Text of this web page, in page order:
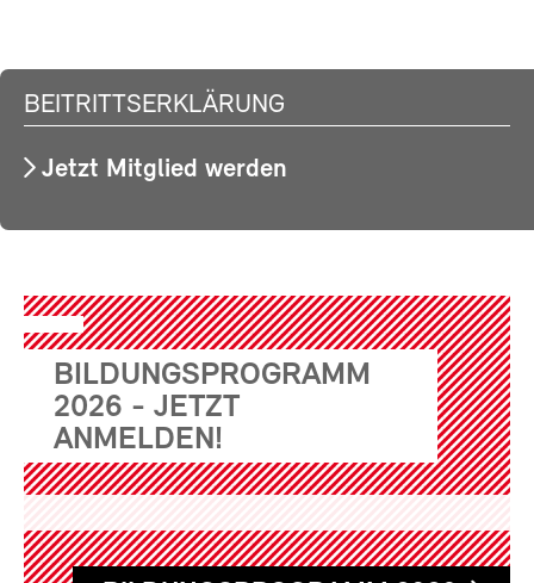
BEITRITTSERKLÄRUNG
Jetzt Mitglied werden
BILDUNGSPROGRAMM
2026 - JETZT
ANMELDEN!